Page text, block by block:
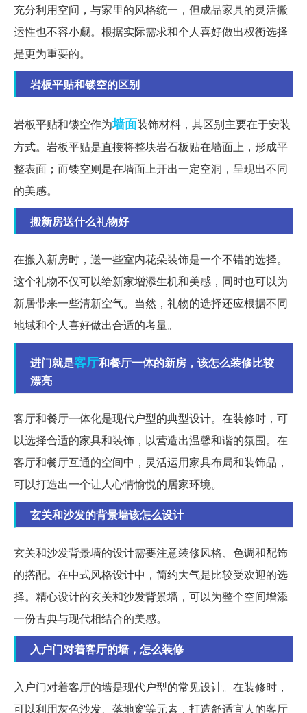
充分利用空间，与家里的风格统一，但成品家具的灵活搬
运性也不容小觑。根据实际需求和个人喜好做出权衡选择
是更为重要的。
岩板平贴和镂空的区别
岩板平贴和镂空作为墙面装饰材料，其区别主要在于安装
方式。岩板平贴是直接将整块岩石板贴在墙面上，形成平
整表面；而镂空则是在墙面上开出一定空洞，呈现出不同
的美感。
搬新房送什么礼物好
在搬入新房时，送一些室内花朵装饰是一个不错的选择。
这个礼物不仅可以给新家增添生机和美感，同时也可以为
新居带来一些清新空气。当然，礼物的选择还应根据不同
地域和个人喜好做出合适的考量。
进门就是客厅和餐厅一体的新房，该怎么装修比较
漂亮
客厅和餐厅一体化是现代户型的典型设计。在装修时，可
以选择合适的家具和装饰，以营造出温馨和谐的氛围。在
客厅和餐厅互通的空间中，灵活运用家具布局和装饰品，
可以打造出一个让人心情愉悦的居家环境。
玄关和沙发的背景墙该怎么设计
玄关和沙发背景墙的设计需要注意装修风格、色调和配饰
的搭配。在中式风格设计中，简约大气是比较受欢迎的选
择。精心设计的玄关和沙发背景墙，可以为整个空间增添
一份古典与现代相结合的美感。
入户门对着客厅的墙，怎么装修
入户门对着客厅的墙是现代户型的常见设计。在装修时，
可以利用灰色沙发、落地窗等元素，打造舒适宜人的客厅